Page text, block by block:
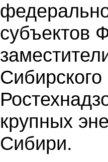
субъектов
крупных
Сибири.